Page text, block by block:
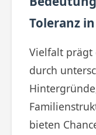
Toleranz
Vielfalt prägt
durch
bieten